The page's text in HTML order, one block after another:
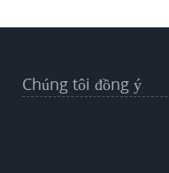
Chúng tôi đồng ý